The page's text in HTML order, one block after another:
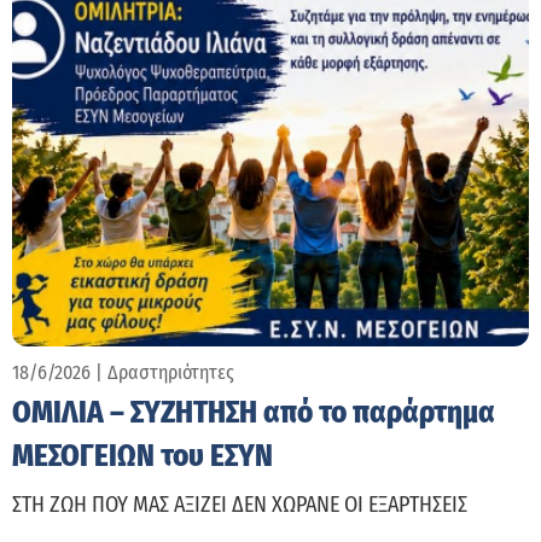
ΟΜΙΛΙΑ – ΣΥΖΗΤΗΣΗ από το παράρτημα
ΜΕΣΟΓΕΙΩΝ του ΕΣΥΝ
ΣΤΗ ΖΩΗ ΠΟΥ ΜΑΣ ΑΞΙΖΕΙ ΔΕΝ ΧΩΡΑΝΕ ΟΙ ΕΞΑΡΤΗΣΕΙΣ
18/6/2026 Δραστηριότητες